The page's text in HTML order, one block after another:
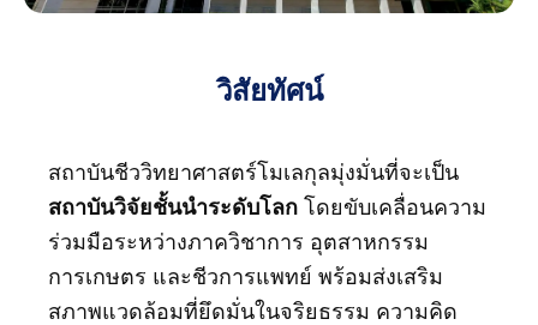
วิสัยทัศน์
สถาบันชีววิทยาศาสตร์โมเลกุลมุ่งมั่นที่จะเป็น
สถาบันวิจัยชั้นนำระดับโลก โดยขับเคลื่อนความ
ร่วมมือระหว่างภาควิชาการ อุตสาหกรรม
การเกษตร และชีวการแพทย์ พร้อมส่งเสริม
สภาพแวดล้อมที่ยึดมั่นในจริยธรรม ความคิด